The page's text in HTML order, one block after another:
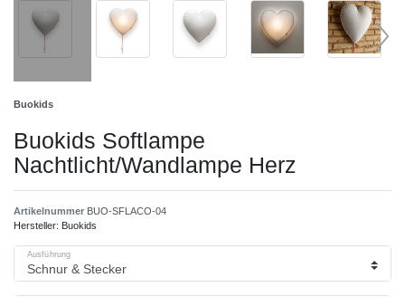
Buokids
Buokids Softlampe
Nachtlicht/Wandlampe Herz
Artikelnummer BUO-SFLACO-04
Hersteller: Buokids
Ausführung